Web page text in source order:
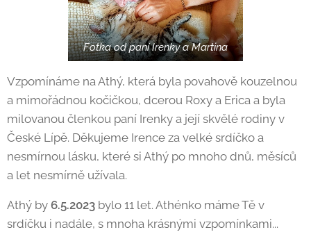
Fotka od paní Irenky a Martina
Vzpomínáme na Athý, která byla povahově kouzelnou
a mimořádnou kočičkou, dcerou Roxy a Erica a byla
milovanou členkou paní Irenky a její skvělé rodiny v
České Lípě. Děkujeme Irence za velké srdíčko a
nesmírnou lásku, které si Athý po mnoho dnů, měsíců
a let nesmírně užívala.
Athý by 6.5.2023 bylo 11 let. Athénko máme Tě v
srdíčku i nadále, s mnoha krásnými vzpomínkami...